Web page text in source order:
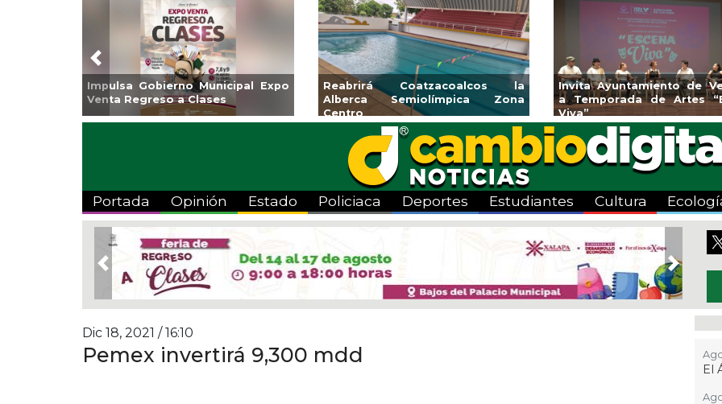
Impulsa Gobierno Municipal Expo
Venta Regreso a Clases
Reabrirá Coatzacoalcos la
Alberca Semiolímpica Zona
Centro
Invita Ayuntamiento de
a Temporada de Artes
Viva”
Previous
Portada Opinión Estado Policiaca Deportes Estudiantes Cultura
Previous Next
Dic 18, 2021 / 16:10
Pemex invertirá 9,300 mdd
El